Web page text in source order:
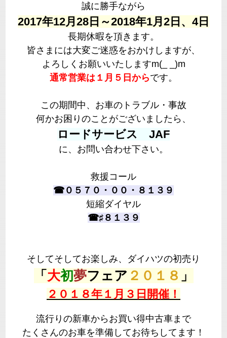
誠に勝手ながら
2017年12月28日～2018年1月2日、4日
長期休暇を頂きます。
皆さまには大変ご迷惑をおかけしますが、
よろしくお願いいたしますm(_ _)m
通常営業は１月５日からです。
この期間中、お車のトラブル・事故
何かお困りのことがございましたら、
ロードサービス JAF
に、お問い合わせ下さい。
救援コール
☎０５７０・００・８１３９
短縮ダイヤル
☎♯８１３９
そしてそしてお楽しみ、ダイハツの初売り
「 大初夢フェア ２０１８ 」
２０１８年１月３日開催！
流行りの新車からお買い得中古車まで
たくさんのお車を準備してお待ちしてます！